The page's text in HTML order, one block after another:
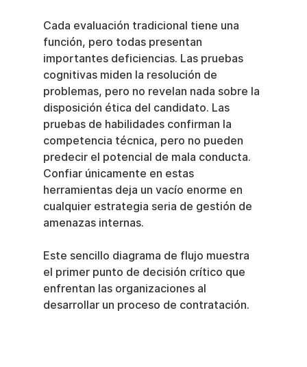
Cada evaluación tradicional tiene una
función, pero todas presentan
importantes deficiencias. Las pruebas
cognitivas miden la resolución de
problemas, pero no revelan nada sobre la
disposición ética del candidato. Las
pruebas de habilidades confirman la
competencia técnica, pero no pueden
predecir el potencial de mala conducta.
Confiar únicamente en estas
herramientas deja un vacío enorme en
cualquier estrategia seria de gestión de
amenazas internas.
Este sencillo diagrama de flujo muestra
el primer punto de decisión crítico que
enfrentan las organizaciones al
desarrollar un proceso de contratación.